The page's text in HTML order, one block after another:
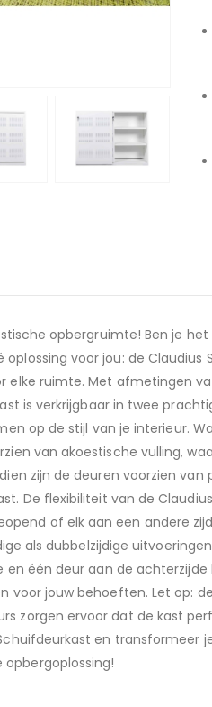
opbergruimte! Ben je
voor jou: de
ruimte. Met afmetingen
is verkrijgbaar in twee
op de stijl van je interieur.
van akoestische vulling,
zijn de deuren voorzien
De flexibiliteit van de
of elk aan een andere
als dubbelzijdige
één deur aan de
voor jouw behoeften. Let op:
zorgen ervoor dat de kast
en